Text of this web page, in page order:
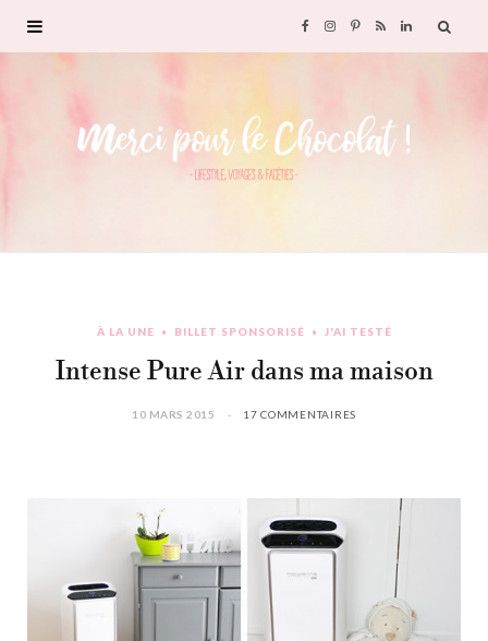
F
c
o
I
r
P
n
e
R
S
L
À LA UNE BILLET SPONSORISÉ J'AI TESTÉ
Intense Pure Air dans ma maison
10 MARS 2015 17 COMMENTAIRES